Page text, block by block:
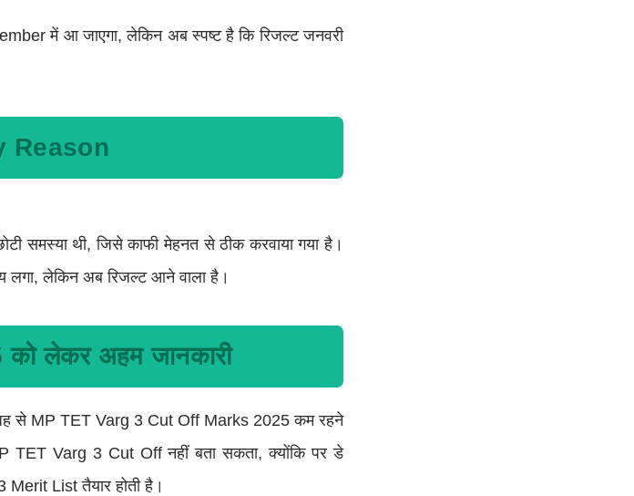
में आ जाएगा, लेकिन अब स्पष्ट है कि रिजल्ट जनवरी
Reason
समस्या थी, जिसे काफी मेहनत से ठीक करवाया गया है।
लेकिन अब रिजल्ट आने वाला है।
लेकर अहम जानकारी
वजह से MP TET Varg 3 Cut Off Marks 2025 कम रहने
TET Varg 3 Cut Off नहीं बता सकता, क्योंकि पर डे
List तैयार होती है।